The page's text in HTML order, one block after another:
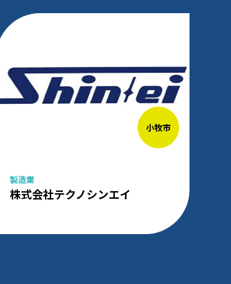
小牧市
製造業
株式会社テクノシンエイ